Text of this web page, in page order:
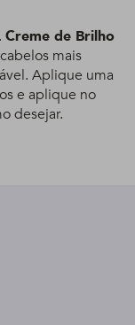
Creme de Brilho
mais
Aplique uma
e aplique no
desejar.